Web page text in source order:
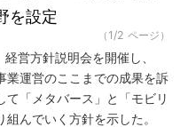
を設定
（1/2 ページ）
営方針説明会を開催し、
業運営のここまでの成果を訴
て「メタバース」と「モビリ
んでいく方針を示した。